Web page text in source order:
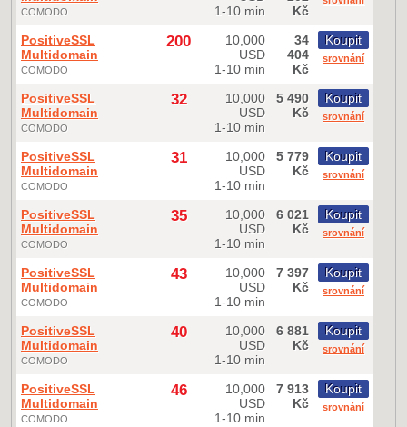
COMODO
1-10 min
Kč
PositiveSSL
Multidomain
COMODO
200
10,000
USD
1-10 min
34
404
Kč
Koupit
srovnání
PositiveSSL
Multidomain
COMODO
32
10,000
USD
1-10 min
5 490
Kč
Koupit
srovnání
PositiveSSL
Multidomain
COMODO
31
10,000
USD
1-10 min
5 779
Kč
Koupit
srovnání
PositiveSSL
Multidomain
COMODO
35
10,000
USD
1-10 min
6 021
Kč
Koupit
srovnání
PositiveSSL
Multidomain
COMODO
43
10,000
USD
1-10 min
7 397
Kč
Koupit
srovnání
PositiveSSL
Multidomain
COMODO
40
10,000
USD
1-10 min
6 881
Kč
Koupit
srovnání
PositiveSSL
Multidomain
COMODO
46
10,000
USD
1-10 min
7 913
Kč
Koupit
srovnání